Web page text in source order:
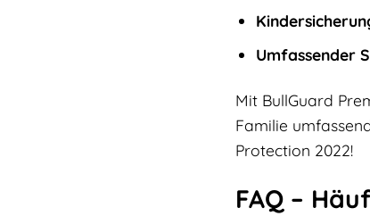
Umfassender
Mit BullGuard
Familie
Protection 2022!
FAQ –